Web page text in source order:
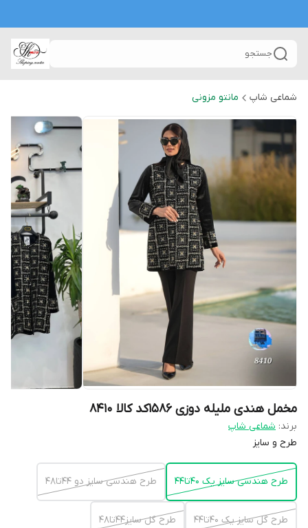
جستجو
شماعی شاپ مانتو مزونی
مخمل هندی ملیله دوزی ۱۵۸۶کد کالا ۸۴۱۰
برند: شماعی شاپ
طرح و سایز
طرح هندسی سایز یک ۴۰تا۴۴ طرح هندسی سایز دو ۴۴تا۴۸
طرح گل سایز یک ۴۰تا۴۴ طرح گل سایز۴۴تا۴۸